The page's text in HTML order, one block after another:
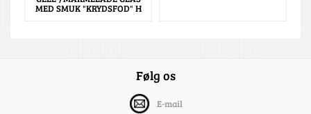
MED SMUK "KRYDSFOD" H
Følg os
E-mail